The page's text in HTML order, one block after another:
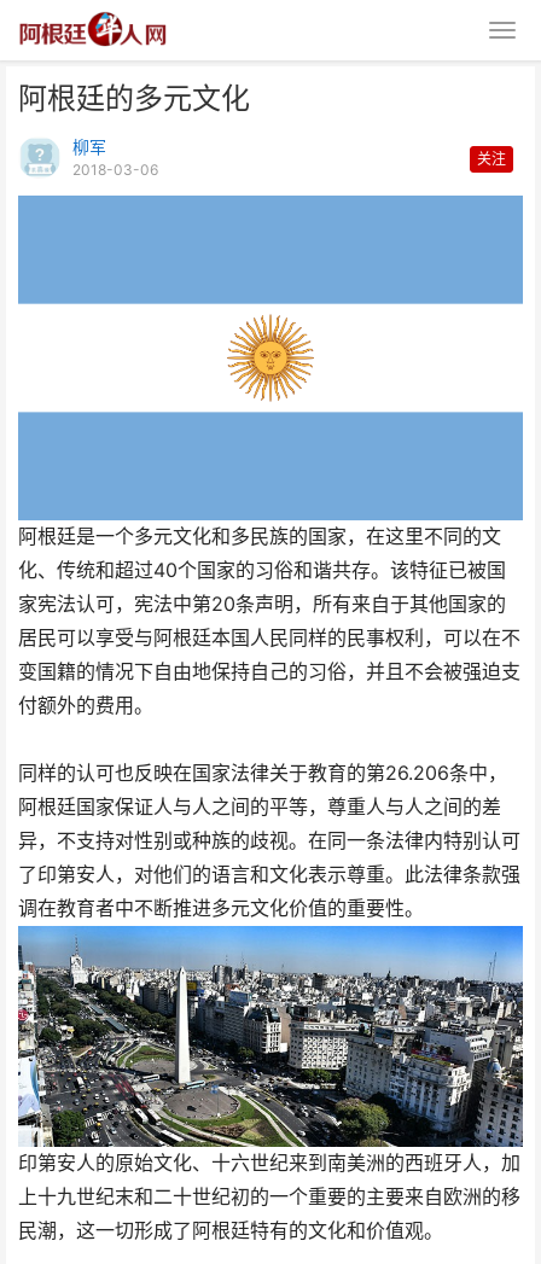
阿根廷的多元文化
柳军
2018-03-06
关注
阿根廷是一个多元文化和多民族的国家，在这里不同的文
化、传统和超过40个国家的习俗和谐共存。该特征已被国
家宪法认可，宪法中第20条声明，所有来自于其他国家的
居民可以享受与阿根廷本国人民同样的民事权利，可以在不
变国籍的情况下自由地保持自己的习俗，并且不会被强迫支
付额外的费用。
同样的认可也反映在国家法律关于教育的第26.206条中，
阿根廷国家保证人与人之间的平等，尊重人与人之间的差
异，不支持对性别或种族的歧视。在同一条法律内特别认可
了印第安人，对他们的语言和文化表示尊重。此法律条款强
调在教育者中不断推进多元文化价值的重要性。
印第安人的原始文化、十六世纪来到南美洲的西班牙人，加
上十九世纪末和二十世纪初的一个重要的主要来自欧洲的移
民潮，这一切形成了阿根廷特有的文化和价值观。